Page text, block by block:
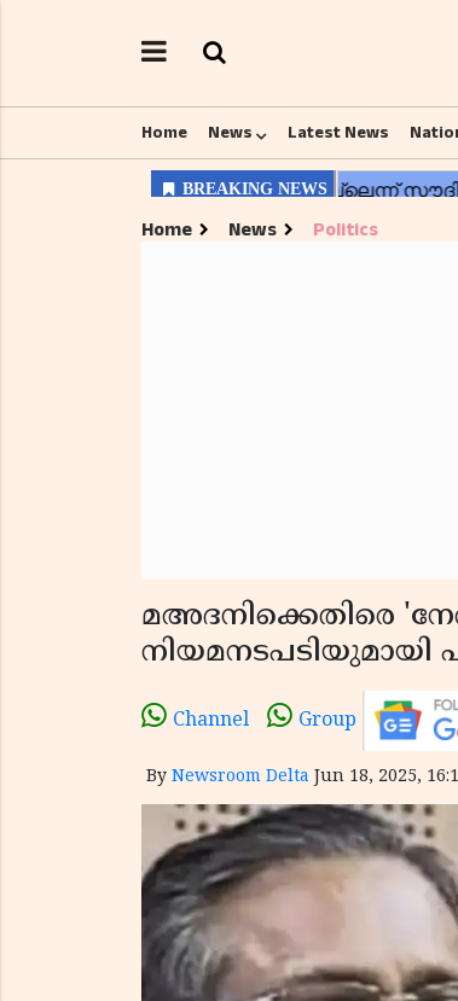
Home News Latest News
Home News Politics
മഅദനിക്കെതിരെ
നിയമനടപടിയുമായി
Channel Group
By Newsroom Delta Jun 18, 2025,